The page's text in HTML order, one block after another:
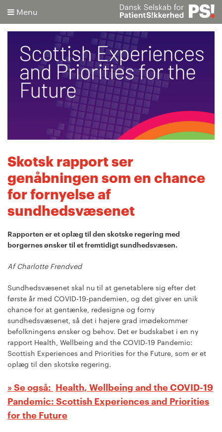
Menu
Søg
Avanceret søgning
Skotsk rapport ser
genåbningen som en chance
for fornyelse af
sundhedsvæsenet
Rapporten er et oplæg til den skotske regering med
borgernes ønsker til et fremtidigt sundhedsvæsen.
Af Charlotte Frendved
Sundhedsvæsenet skal nu til at genetablere sig efter det
første år med COVID-19-pandemien, og det giver en unik
chance for at gentænke, redesigne og forny
sundhedsvæsenet, så det i højere grad imødekommer
befolkningens ønsker og behov. Det er budskabet i en ny
rapport Health, Wellbeing and the COVID-19 Pandemic:
Scottish Experiences and Priorities for the Future, som er et
oplæg til den skotske regering.
Health, Wellbeing and the COVID-19
Pandemic: Scottish Experiences and Priorities
for the Future